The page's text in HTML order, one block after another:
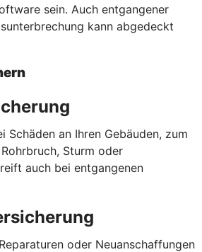
sein. Auch entgangener
kann abgedeckt
Schäden an Ihren Gebäuden, zum
Sturm oder
auch bei entgangenen
oder Neuanschaffungen